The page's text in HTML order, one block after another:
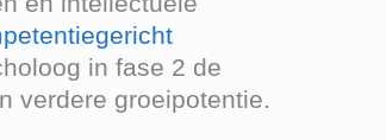
in fase 2 de
verdere groeipotentie.